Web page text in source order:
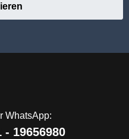
WhatsApp:
- 19656980